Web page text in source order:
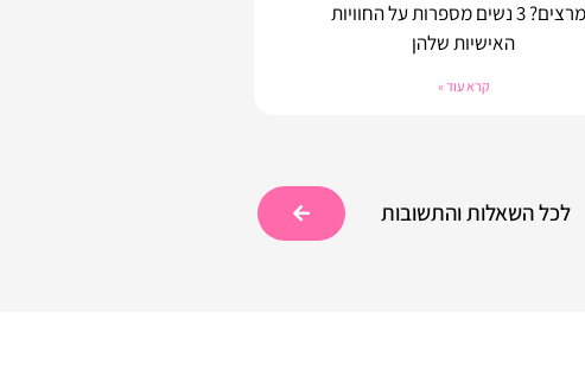
המרצים? 3 נשים מספרות על החוויות
האישיות שלהן
קרא עוד »
לכל השאלות והתשובות